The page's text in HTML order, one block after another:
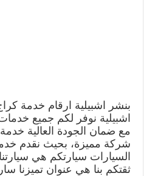
بنشر اشبيلية ارقام خدمة
اشبيلية نوفر لكم جميع
مع ضمان الجودة العالية
شركة مميزة، بحيث نقدم
السيارات سيارتكم هي
ثقتكم بنا هي عنوان تميزنا